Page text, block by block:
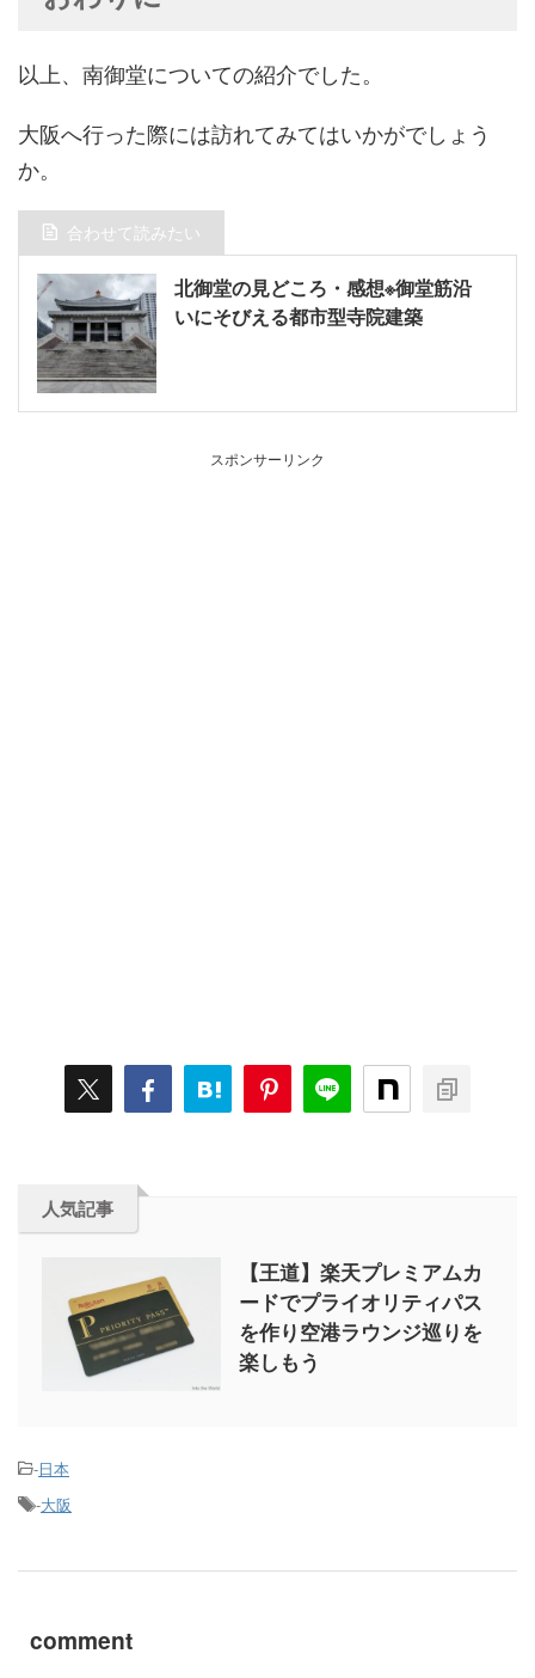
以上、南御堂についての紹介でした。
大阪へ行った際には訪れてみてはいかがでしょう
か。
合わせて読みたい
北御堂の見どころ・感想※御堂筋沿
いにそびえる都市型寺院建築
スポンサーリンク
人気記事
【王道】楽天プレミアムカ
ードでプライオリティパス
を作り空港ラウンジ巡りを
楽しもう
-日本
-大阪
comment